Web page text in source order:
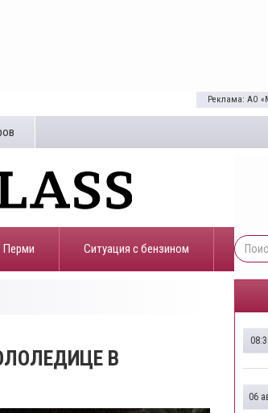
Реклама: АО
Перми ​Ситуация с бензином
В
06